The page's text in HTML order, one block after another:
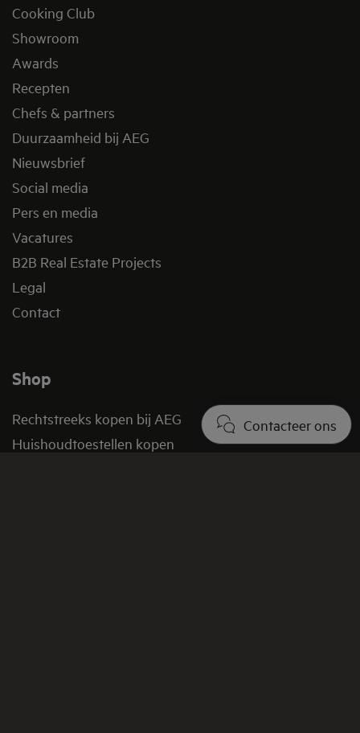
Contacteer ons
Cooking Club
Showroom
Awards
Recepten
Chefs & partners
Duurzaamheid bij AEG
Nieuwsbrief
Social media
Pers en media
Vacatures
B2B Real Estate Projects
Legal
Contact
Shop
Rechtstreeks kopen bij AEG
Huishoudtoestellen kopen